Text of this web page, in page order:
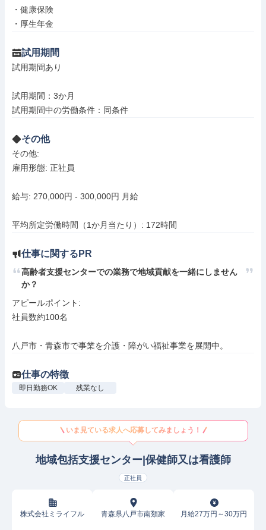
・健康保険
・厚生年金
試用期間
試用期間あり
試用期間：3か月
試用期間中の労働条件：同条件
その他
その他:
雇用形態: 正社員
給与: 270,000円 - 300,000円 月給
平均所定労働時間（1か月当たり）: 172時間
仕事に関するPR
高齢者支援センターでの業務で地域貢献を一緒にしません
か？
アピールポイント:
社員数約100名
八戸市・青森市で事業を介護・障がい福祉事業を展開中。
仕事の特徴
即日勤務OK 残業なし
いま見ている求人へ応募してみましょう！
地域包括支援センター|保健師又は看護師
正社員
株式会社ミライフル 青森県八戸市南類家 月給27万円～30万円